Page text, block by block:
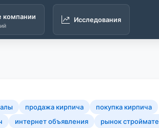
компании Исследования
продажа кирпича
покупка кирпича
интернет объявления
рынок